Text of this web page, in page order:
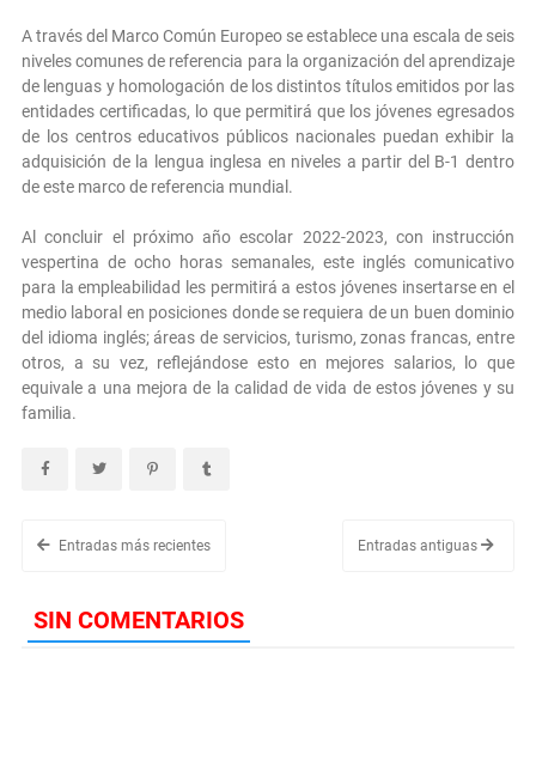
A través del Marco Común Europeo se establece una escala de seis
niveles comunes de referencia para la organización del aprendizaje
de lenguas y homologación de los distintos títulos emitidos por las
entidades certificadas, lo que permitirá que los jóvenes egresados
de los centros educativos públicos nacionales puedan exhibir la
adquisición de la lengua inglesa en niveles a partir del B-1 dentro
de este marco de referencia mundial.
Al concluir el próximo año escolar 2022-2023, con instrucción
vespertina de ocho horas semanales, este inglés comunicativo
para la empleabilidad les permitirá a estos jóvenes insertarse en el
medio laboral en posiciones donde se requiera de un buen dominio
del idioma inglés; áreas de servicios, turismo, zonas francas, entre
otros, a su vez, reflejándose esto en mejores salarios, lo que
equivale a una mejora de la calidad de vida de estos jóvenes y su
familia.
Entradas más recientes Entradas antiguas
SIN COMENTARIOS